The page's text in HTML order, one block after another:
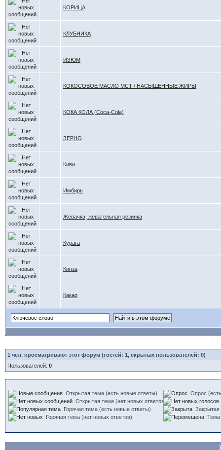
КОРИЦА
КЛУБНИКА
ИЗЮМ
КОКОСОВОЕ МАСЛО МСТ / НАСЫЩЕННЫЕ ЖИРЫ
КОКА КОЛА (Coca-Cola)
ЗЕРНО
Киви
Имбирь
Жевачка, жевательная резинка
Курага
Кинза
Какао
1 чел. просматривают этот форум (гостей: 1, скрытых пользователей: 0)
Пользователей: 0
Открытая тема (есть новые ответы)
Открытая тема (нет новых ответов)
Горячая тема (есть новые ответы)
Горячая тема (нет новых ответов)
Опрос
Закрытая
Тема